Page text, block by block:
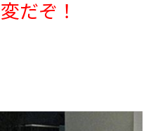
だぞ！